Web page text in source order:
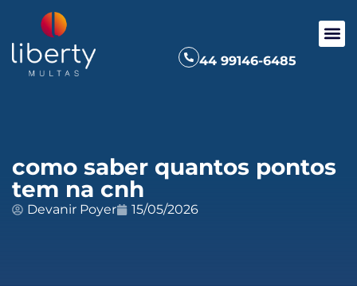
44 99146-6485
como saber quantos pontos
tem na cnh
Devanir Poyer 15/05/2026